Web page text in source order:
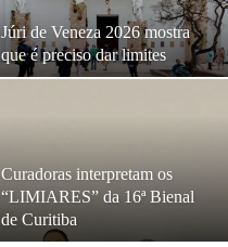
Júri de Veneza 2026 mostra
que é preciso dar limites
Curadoras interpretam os
“LIMIARES” da 16ª Bienal
de Curitiba